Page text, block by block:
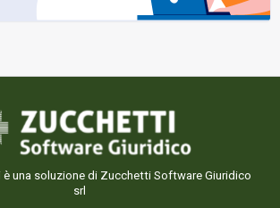
una soluzione di Zucchetti Software Giuridico
srl